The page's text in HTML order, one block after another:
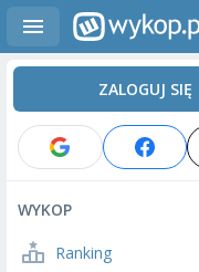
ZALOGUJ SIĘ
WYKOP
Ranking